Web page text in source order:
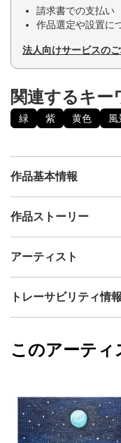
請求書での支払い
作品選定や設置に
法人向けサービスの
関連するキー
緑 紫 黄色 風
作品基本情報
出品者
制作年
技法
アク
カラー
緑
ジャンル
風景
配送目安
二週
作品ストーリー
ています。
アーティスト
ティーラワッ
フォロ
トレーサビリティ情報
ティーラワット加奈
このアーティ